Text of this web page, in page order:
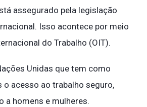
assegurado pela legislação
Isso acontece por meio
do Trabalho (OIT).
Unidas que tem como
o acesso ao trabalho seguro,
a homens e mulheres.